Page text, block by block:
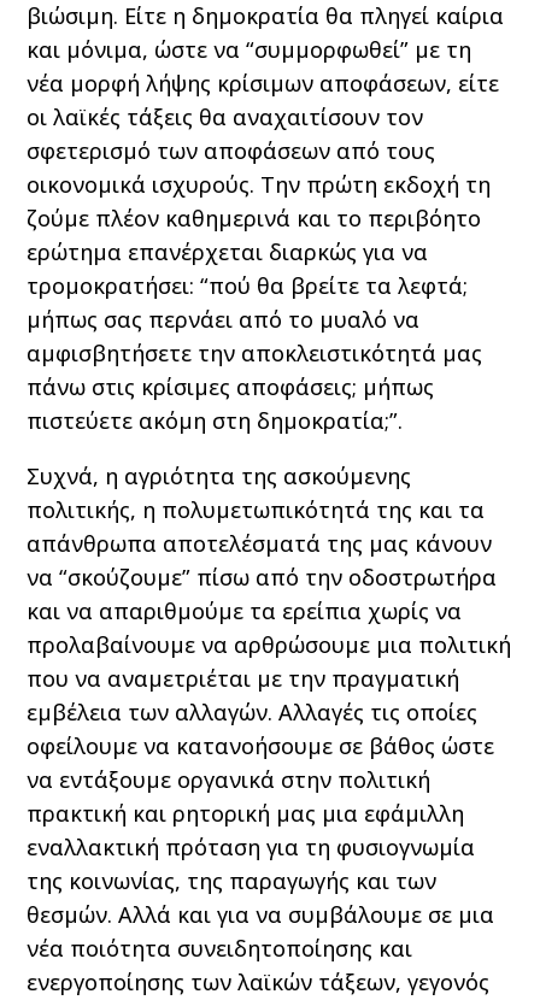
βιώσιμη. Είτε η δημοκρατία θα πληγεί καίρια
και μόνιμα, ώστε να “συμμορφωθεί” με τη
νέα μορφή λήψης κρίσιμων αποφάσεων, είτε
οι λαϊκές τάξεις θα αναχαιτίσουν τον
σφετερισμό των αποφάσεων από τους
οικονομικά ισχυρούς. Την πρώτη εκδοχή τη
ζούμε πλέον καθημερινά και το περιβόητο
ερώτημα επανέρχεται διαρκώς για να
τρομοκρατήσει: “πού θα βρείτε τα λεφτά;
μήπως σας περνάει από το μυαλό να
αμφισβητήσετε την αποκλειστικότητά μας
πάνω στις κρίσιμες αποφάσεις; μήπως
πιστεύετε ακόμη στη δημοκρατία;”.
Συχνά, η αγριότητα της ασκούμενης
πολιτικής, η πολυμετωπικότητά της και τα
απάνθρωπα αποτελέσματά της μας κάνουν
να “σκούζουμε” πίσω από την οδοστρωτήρα
και να απαριθμούμε τα ερείπια χωρίς να
προλαβαίνουμε να αρθρώσουμε μια πολιτική
που να αναμετριέται με την πραγματική
εμβέλεια των αλλαγών. Αλλαγές τις οποίες
οφείλουμε να κατανοήσουμε σε βάθος ώστε
να εντάξουμε οργανικά στην πολιτική
πρακτική και ρητορική μας μια εφάμιλλη
εναλλακτική πρόταση για τη φυσιογνωμία
της κοινωνίας, της παραγωγής και των
θεσμών. Αλλά και για να συμβάλουμε σε μια
νέα ποιότητα συνειδητοποίησης και
ενεργοποίησης των λαϊκών τάξεων, γεγονός